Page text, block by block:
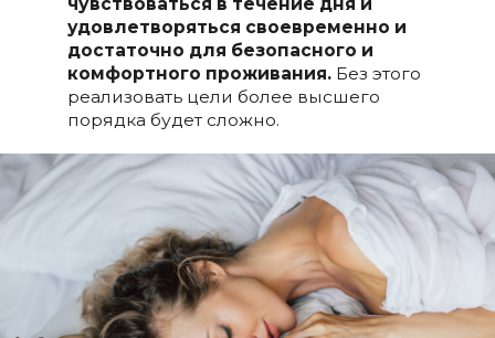
удовлетворяться своевременно и
достаточно для безопасного и
комфортного проживания. Без этого
реализовать цели более высшего
порядка будет сложно.